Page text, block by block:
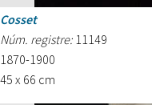
Cosset
Núm. registre: 11149
1870-1900
45 x 66 cm